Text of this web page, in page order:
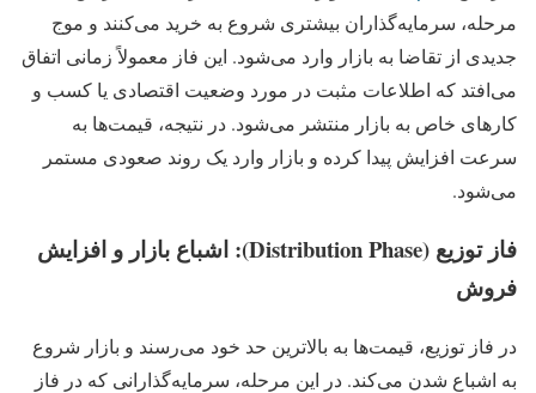
مرحله، سرمایه‌گذاران بیشتری شروع به خرید می‌کنند و موج
جدیدی از تقاضا به بازار وارد می‌شود. این فاز معمولاً زمانی اتفاق
می‌افتد که اطلاعات مثبت در مورد وضعیت اقتصادی یا کسب‌ و
کارهای خاص به بازار منتشر می‌شود. در نتیجه، قیمت‌ها به
سرعت افزایش پیدا کرده و بازار وارد یک روند صعودی مستمر
می‌شود.
فاز توزیع (Distribution Phase): اشباع بازار و افزایش
فروش
در فاز توزیع، قیمت‌ها به بالاترین حد خود می‌رسند و بازار شروع
به اشباع شدن می‌کند. در این مرحله، سرمایه‌گذارانی که در فاز